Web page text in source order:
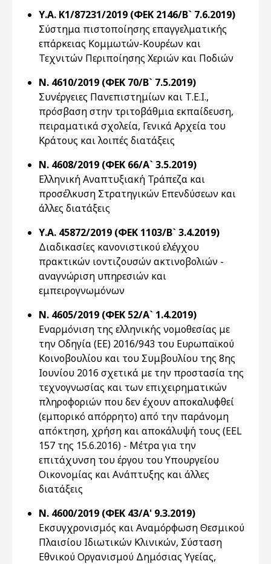
Υ.Α. K1/87231/2019 (ΦΕΚ 2146/Β` 7.6.2019)
Σύστημα πιστοποίησης επαγγελματικής
επάρκειας Κομμωτών-Κουρέων και
Τεχνιτών Περιποίησης Χεριών και Ποδιών
Ν. 4610/2019 (ΦΕΚ 70/Β` 7.5.2019)
Συνέργειες Πανεπιστημίων και Τ.Ε.Ι.,
πρόσβαση στην τριτοβάθμια εκπαίδευση,
πειραματικά σχολεία, Γενικά Αρχεία του
Κράτους και λοιπές διατάξεις
Ν. 4608/2019 (ΦΕΚ 66/Α` 3.5.2019)
Ελληνική Αναπτυξιακή Τράπεζα και
προσέλκυση Στρατηγικών Επενδύσεων και
άλλες διατάξεις
Υ.Α. 45872/2019 (ΦΕΚ 1103/Β` 3.4.2019)
Διαδικασίες κανονιστικού ελέγχου
πρακτικών ιοντιζουσών ακτινοβολιών -
αναγνώριση υπηρεσιών και
εμπειρογνωμόνων
Ν. 4605/2019 (ΦΕΚ 52/Α` 1.4.2019)
Εναρμόνιση της ελληνικής νομοθεσίας με
την Οδηγία (ΕΕ) 2016/943 του Ευρωπαϊκού
Κοινοβουλίου και του Συμβουλίου της 8ης
Ιουνίου 2016 σχετικά με την προστασία της
τεχνογνωσίας και των επιχειρηματικών
πληροφοριών που δεν έχουν αποκαλυφθεί
(εμπορικό απόρρητο) από την παράνομη
απόκτηση, χρήση και αποκάλυψή τους (EEL
157 της 15.6.2016) - Μέτρα για την
επιτάχυνση του έργου του Υπουργείου
Οικονομίας και Ανάπτυξης και άλλες
διατάξεις
Ν. 4600/2019 (ΦΕΚ 43/Α' 9.3.2019)
Εκσυγχρονισμός και Αναμόρφωση Θεσμικού
Πλαισίου Ιδιωτικών Κλινικών, Σύσταση
Εθνικού Οργανισμού Δημόσιας Υγείας,